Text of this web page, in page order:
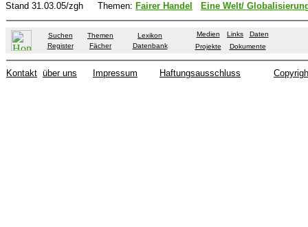
Stand 31.03.05/zgh Themen: Fairer Handel Eine Welt/
Suchen Themen
Lexikon
Register
Fächer Datenbank
Medien Links
Daten
Projekte
Dokumente
Kontakt über uns Impressum Haftungsausschluss